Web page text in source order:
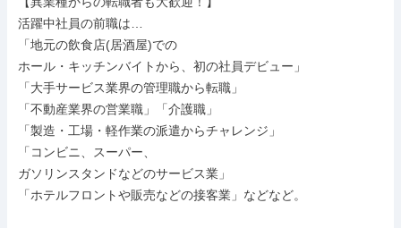
活躍中社員の前職は…
「地元の飲食店(居酒屋)での
ホール・キッチンバイトから、初の社員デビュー」
「大手サービス業界の管理職から転職」
「不動産業界の営業職」「介護職」
「製造・工場・軽作業の派遣からチャレンジ」
「コンビニ、スーパー、
ガソリンスタンドなどのサービス業」
「ホテルフロントや販売などの接客業」などなど。